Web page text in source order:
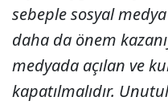
sebeple sosyal
daha da önem
medyada açılan ve
kapatılmalıdır.